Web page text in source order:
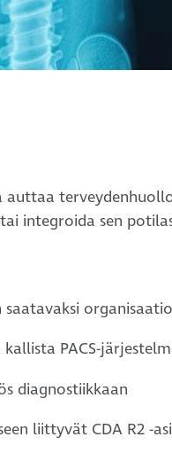
auttaa
integroida sen
PACS-
diagnostiikkaan
liittyvät CDA R2 -